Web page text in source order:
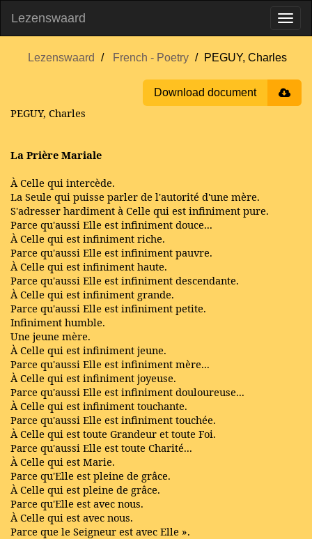
Lezenswaard
Lezenswaard French - Poetry PEGUY, Charles
Download document
PEGUY, Charles
La Prière Mariale
À Celle qui intercède.
La Seule qui puisse parler de l'autorité d'une mère.
S'adresser hardiment à Celle qui est infiniment pure.
Parce qu'aussi Elle est infiniment douce...
À Celle qui est infiniment riche.
Parce qu'aussi Elle est infiniment pauvre.
À Celle qui est infiniment haute.
Parce qu'aussi Elle est infiniment descendante.
À Celle qui est infiniment grande.
Parce qu'aussi Elle est infiniment petite.
Infiniment humble.
Une jeune mère.
À Celle qui est infiniment jeune.
Parce qu'aussi Elle est infiniment mère...
À Celle qui est infiniment joyeuse.
Parce qu'aussi Elle est infiniment douloureuse...
À Celle qui est infiniment touchante.
Parce qu'aussi Elle est infiniment touchée.
À Celle qui est toute Grandeur et toute Foi.
Parce qu'aussi Elle est toute Charité...
À Celle qui est Marie.
Parce qu'Elle est pleine de grâce.
À Celle qui est pleine de grâce.
Parce qu'Elle est avec nous.
À Celle qui est avec nous.
Parce que le Seigneur est avec Elle ».